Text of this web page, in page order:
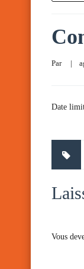
Par |
Date
Vous